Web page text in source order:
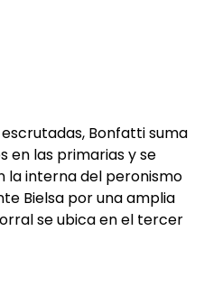
Bonfatti suma
en las primarias y se
la interna del peronismo
Bielsa por una amplia
se ubica en el tercer